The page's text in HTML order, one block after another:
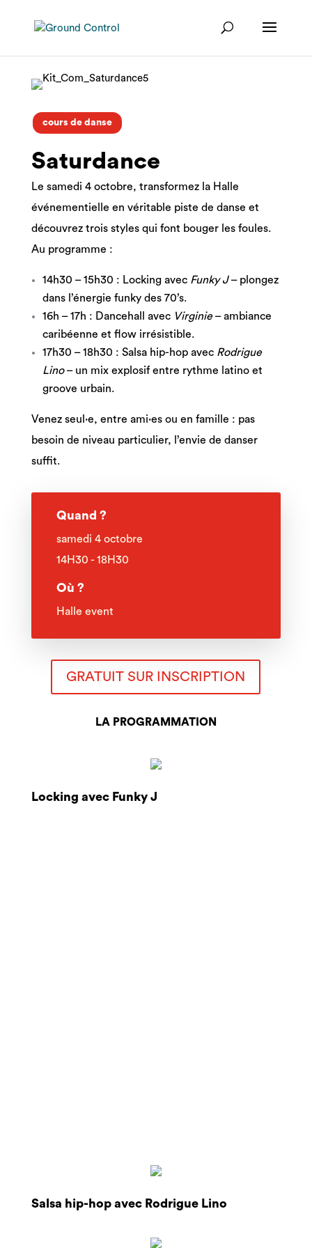
cours de danse
Saturdance
Le samedi 4 octobre, transformez la Halle
événementielle en véritable piste de danse et
découvrez trois styles qui font bouger les foules.
Au programme :
14h30 – 15h30 : Locking avec Funky J– plongez
dans l’énergie funky des 70’s.
16h – 17h : Dancehall avec Virginie– ambiance
caribéenne et flow irrésistible.
17h30 – 18h30 : Salsa hip-hop avec Rodrigue
Lino– un mix explosif entre rythme latino et
groove urbain.
Venez seul·e, entre ami·es ou en famille : pas
besoin de niveau particulier, l’envie de danser
suffit.
Quand ?
samedi 4 octobre
14H30 - 18H30
Où ?
Halle event
GRATUIT SUR INSCRIPTION
LA PROGRAMMATION
Locking avec Funky J
Salsa hip-hop avec Rodrigue Lino